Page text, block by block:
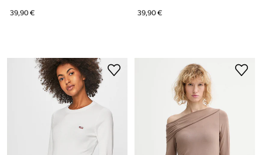
39,90 € 39,90 €